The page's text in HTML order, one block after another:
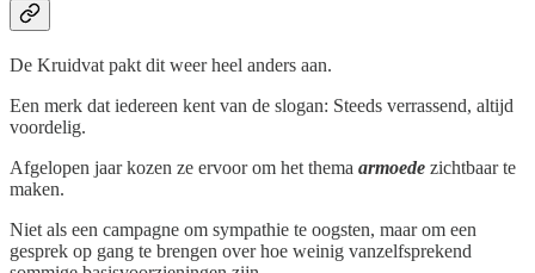
De Kruidvat pakt dit weer heel anders aan.
Een merk dat iedereen kent van de slogan: Steeds verrassend, altijd
voordelig.
Afgelopen jaar kozen ze ervoor om het thema armoede zichtbaar te
maken.
Niet als een campagne om sympathie te oogsten, maar om een
gesprek op gang te brengen over hoe weinig vanzelfsprekend